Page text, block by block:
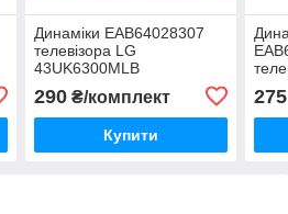
Динаміки EAB64028307
телевізора LG
43UK6300MLB
290₴/комплект
Купити
275